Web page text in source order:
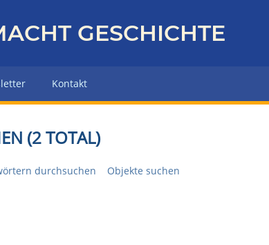
GESCHICHTE
Kontakt
(2 TOTAL)
durchsuchen Objekte suchen